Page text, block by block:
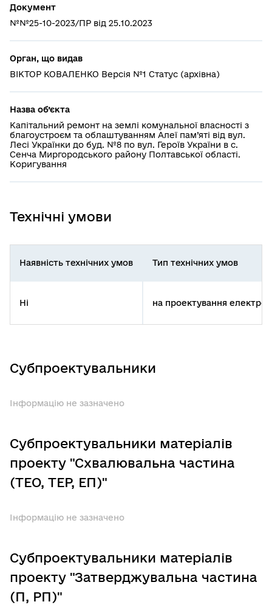
Документ
№№25-10-2023/ПР від 25.10.2023
Орган, що видав
ВІКТОР КОВАЛЕНКО Версія №1 Статус (архівна)
Назва об’єкта
Капітальний ремонт на землі комунальної власності з
благоустроєм та облаштуванням Алеї пам’яті від вул.
Лесі Українки до буд. №8 по вул. Героїв України в с.
Сенча Миргородського району Полтавської області.
Коригування
Технічні умови
Наявність технічних умов Тип технічних умов
Ні на проектування
Субпроектувальники
Інформацію не зазначено
Субпроектувальники матеріалів
проекту "Схвалювальна частина
(ТЕО, ТЕР, ЕП)"
Інформацію не зазначено
Субпроектувальники матеріалів
проекту "Затверджувальна частина
(П, РП)"